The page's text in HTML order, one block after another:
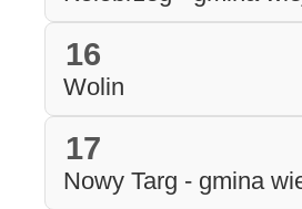
16
Wolin
17
Nowy Targ - gmina